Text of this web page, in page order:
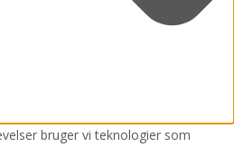
bruger vi teknologier som